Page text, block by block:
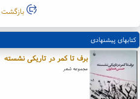
بازگشت
کتابهای پیشنهادی
برف تا کمر در تاریکی نشسته
مجموعه شعر